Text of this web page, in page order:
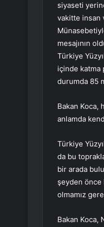
siyaseti
vakitte insan
mesajının
Türkiye
içinde katma
durumda 85
Bakan Koca,
anlamda
Türkiye
da bu
bir arada
şeyden önce
olmamız
Bakan Koca,